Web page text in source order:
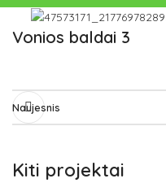
Vonios baldai 3
Naujesnis
Kiti projektai